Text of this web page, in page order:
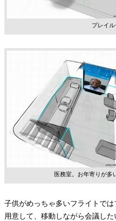
プレイル
医務室。お年寄りが多
子供がめっちゃ多いフライトで
用意して、移動しながら会議し